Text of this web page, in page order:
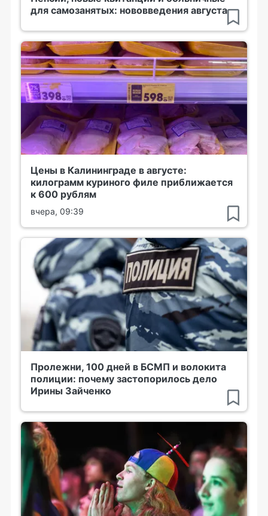
для самозанятых: нововведения августа
Цены в Калининграде в августе:
килограмм куриного филе приближается
к 600 рублям
вчера, 09:39
Пролежни, 100 дней в БСМП и волокита
полиции: почему застопорилось дело
Ирины Зайченко